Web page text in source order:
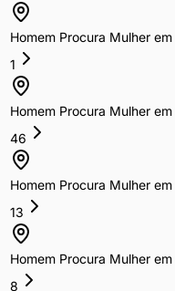
Homem Procura Mulherem
1
Homem Procura Mulherem
46
Homem Procura Mulherem
13
Homem Procura Mulherem
8